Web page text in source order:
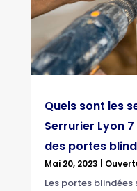
Quels sont les
Serrurier Lyon
des portes
Mai 20, 2023
Les portes blindées